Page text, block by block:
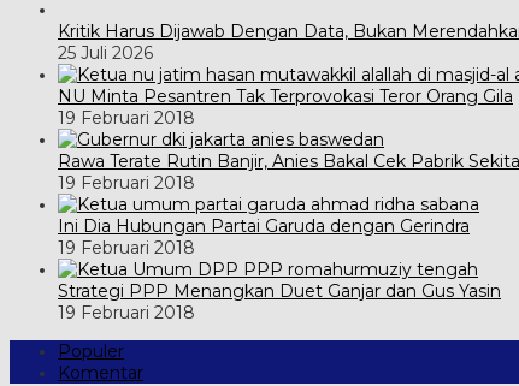
Kritik Harus Dijawab Dengan Data, Bukan
25 Juli 2026
NU Minta Pesantren Tak Terprovokasi Teror Orang Gila
19 Februari 2018
Rawa Terate Rutin Banjir, Anies Bakal Cek Pabrik
19 Februari 2018
Ini Dia Hubungan Partai Garuda dengan Gerindra
19 Februari 2018
Strategi PPP Menangkan Duet Ganjar dan Gus Yasin
19 Februari 2018
Populer
Komentar